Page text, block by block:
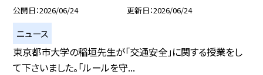
公開日 2026/06/24 更新日 2026/06/24
ニュース
東京都市大学の稲垣先生が「交通安全」に関する授業をし
て下さいました。「ルールを守...